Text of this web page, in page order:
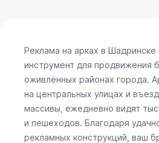
Реклама на арках в
инструмент для продвижения
оживлённых районах города.
на центральных улицах и
массивы, ежедневно видят
и пешеходов. Благодаря
рекламных конструкций, ваш